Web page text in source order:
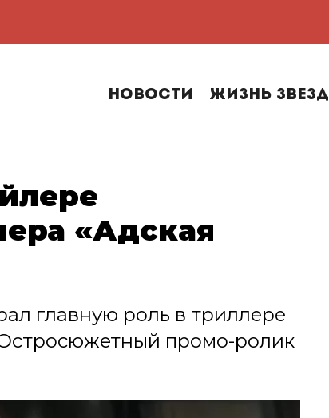
Новости Жизнь звезд
«Адская
главную роль в триллере
промо-ролик